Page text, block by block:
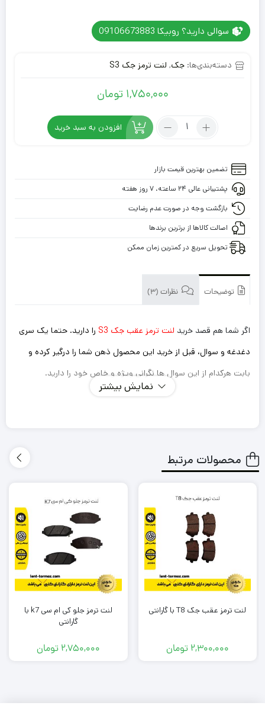
سوالی دارید؟ روبیکا 09106673883
دسته‌بندی‌ها: جک, لنت ترمز جک S3
1,750,000 تومان
تعداد:
جک
با
گارانتی
افزودن به سبد خرید
تضمین بهترین قیمت بازار
پشتیبانی عالی ۲۴ ساعته، ۷ روز هفته
بازگشت وجه در صورت عدم رضایت
اصالت کالاها از برترین برندها
تحویل سریع در کمترین زمان ممکن
توضیحات نظرات (3)
اگر شما هم قصد خرید لنت ترمز عقب جک S3
را دارید. حتما یک سری
دغدغه و سوال، قبل از خرید این محصول ذهن شما را درگیر کرده و
بابت هرکدام از این سوال ها نگرانی ویژه و خاص خود را دارید.
طول عمر کوتاهی نداشته باشد و مجبور باشم بعد از یک مدت
لنتی که میخرم باعث آسیب زدین به دیسک چرخ خودرو من
نشود؟
در شرایطی که معمولا به صورت متناوب و زیاد از تزمز استفاده می
کنم، لنت داغ نشود و کارایی آن پایین نیاید؟
آیا لنتی که میخرم گارانتی دارد؟
برند این لنت ترمز چیست؟ ایرانی است یا خارجی؟
نمایش بیشتر
محصولات مرتبط
لنت ترمز عقب جک T8 با گارانتی
2,300,000 تومان
لنت ترمز جلو کی ام سی k7 با
گارانتی
2,750,000 تومان